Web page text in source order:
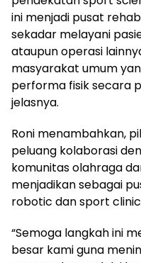
ini menjadi pusat
sekadar melayani
ataupun operasi
masyarakat umum
performa fisik secara
jelasnya.
Roni menambahkan,
peluang kolaborasi
komunitas olahraga
menjadikan sebagai
robotic dan sport
“Semoga langkah ini
besar kami guna